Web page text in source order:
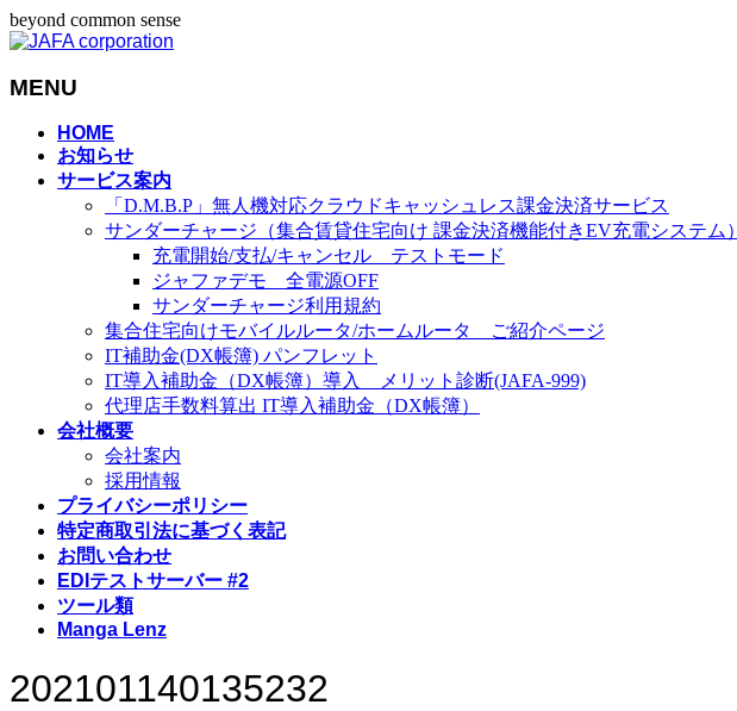
beyond common sense
MENU
HOME
お知らせ
サービス案内
「D.M.B.P」無人機対応クラウドキャッシュレス課金決済サービス
サンダーチャージ（集合賃貸住宅向け 課金決済機能付きEV充電システム）
充電開始/支払/キャンセル テストモード
ジャファデモ 全電源OFF
サンダーチャージ利用規約
集合住宅向けモバイルルータ/ホームルータ ご紹介ページ
IT補助金(DX帳簿) パンフレット
IT導入補助金（DX帳簿）導入 メリット診断(JAFA-999)
代理店手数料算出 IT導入補助金（DX帳簿）
会社概要
会社案内
採用情報
プライバシーポリシー
特定商取引法に基づく表記
お問い合わせ
EDIテストサーバー #2
ツール類
Manga Lenz
202101140135232